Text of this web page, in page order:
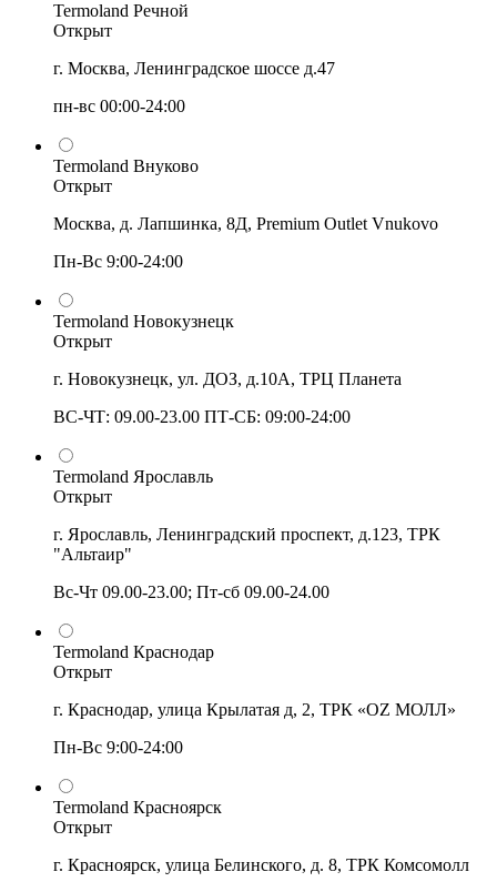
Termoland Речной
Открыт
г. Москва, Ленинградское шоссе д.47
пн-вс 00:00-24:00
Termoland Внуково
Открыт
Москва, д. Лапшинка, 8Д, Premium Outlet Vnukovo
Пн-Вс 9:00-24:00
Termoland Новокузнецк
Открыт
г. Новокузнецк, ул. ДОЗ, д.10А, ТРЦ Планета
ВС-ЧТ: 09.00-23.00 ПТ-СБ: 09:00-24:00
Termoland Ярославль
Открыт
г. Ярославль, Ленинградский проспект, д.123, ТРК
"Альтаир"
Вс-Чт 09.00-23.00; Пт-сб 09.00-24.00
Termoland Краснодар
Открыт
г. Краснодар, улица Крылатая д, 2, ТРК «OZ МОЛЛ»
Пн-Вс 9:00-24:00
Termoland Красноярск
Открыт
г. Красноярск, улица Белинского, д. 8, ТРК Комсомолл